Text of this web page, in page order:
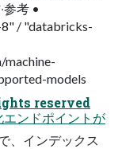
参考 •
/ "databricks-
models
reserved
ンドポイントが
、インデックス